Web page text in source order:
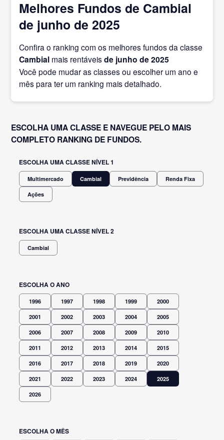
Melhores Fundos de Cambial
de junho de 2025
Confira o ranking com os melhores fundos da classe
Cambial mais rentáveisde junho de 2025
Você pode mudar as classes ou escolher um ano e
mês para ter um ranking mais detalhado.
ESCOLHA UMA CLASSE E NAVEGUE PELO MAIS
COMPLETO RANKING DE FUNDOS.
ESCOLHA UMA CLASSE NÍVEL 1
Multimercado Cambial Previdência Renda Fixa
Ações
ESCOLHA UMA CLASSE NÍVEL 2
Cambial
ESCOLHA O ANO
1996 1997 1998 1999 2000
2001 2002 2003 2004 2005
2006 2007 2008 2009 2010
2011 2012 2013 2014 2015
2016 2017 2018 2019 2020
2021 2022 2023 2024 2025
2026
ESCOLHA O MÊS